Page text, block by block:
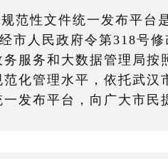
范性文件统一发布平台
市人民政府令第318号
服务和大数据管理局按
范化管理水平，依托武
一发布平台，向广大市民